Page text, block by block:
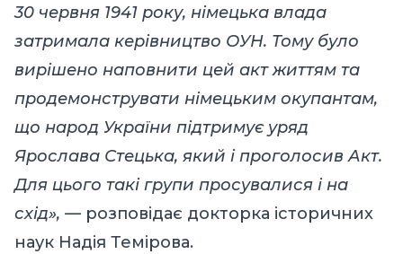
30 червня 1941 року, німецька влада
затримала керівництво ОУН. Тому було
вирішено наповнити цей акт життям та
продемонструвати німецьким окупантам,
що народ України підтримує уряд
Ярослава Стецька, який і проголосив Акт.
Для цього такі групи просувалися і на
схід», — розповідає докторка історичних
наук Надія Темірова.